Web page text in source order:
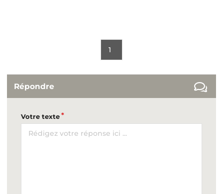
1
Répondre
Votre texte